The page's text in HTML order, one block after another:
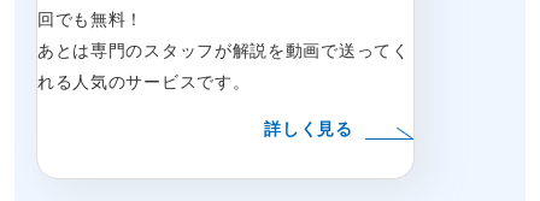
回でも無料！
あとは専門のスタッフが解説を動画で送ってく
れる人気のサービスです。
詳しく見る